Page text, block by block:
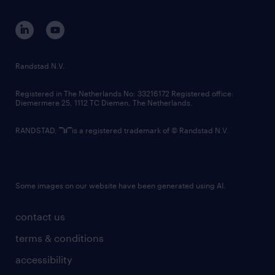
corporate governance
randstad innovation fund
country websites
contact us
terms & conditions
accessibility
Randstad N.V.
Registered in The Netherlands No: 33216172 Registered office:
Diemermere 25, 1112 TC Diemen, The Netherlands.
RANDSTAD, is a registered trademark of © Randstad N.V.
Some images on our website have been generated using AI.